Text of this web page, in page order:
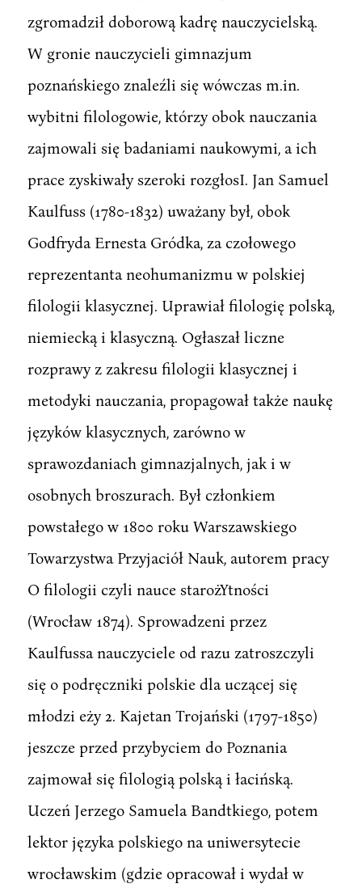
zgromadził doborową kadrę nauczycielską.
W gronie nauczycieli gimnazjum
poznańskiego znaleźli się wówczas m.in.
wybitni filologowie, którzy obok nauczania
zajmowali się badaniami naukowymi, a ich
prace zyskiwały szeroki rozgłosI. Jan Samuel
Kaulfuss (1780-1832) uważany był, obok
Godfryda Ernesta Gródka, za czołowego
reprezentanta neohumanizmu w polskiej
filologii klasycznej. Uprawiał filologię polską,
niemiecką i klasyczną. Ogłaszał liczne
rozprawy z zakresu filologii klasycznej i
metodyki nauczania, propagował także naukę
języków klasycznych, zarówno w
sprawozdaniach gimnazjalnych, jak i w
osobnych broszurach. Był członkiem
powstałego w 1800 roku Warszawskiego
Towarzystwa Przyjaciół Nauk, autorem pracy
O filologii czyli nauce starożYtności
(Wrocław 1874). Sprowadzeni przez
Kaulfussa nauczyciele od razu zatroszczyli
się o podręczniki polskie dla uczącej się
młodzi eży 2. Kajetan Trojański (1797-1850)
jeszcze przed przybyciem do Poznania
zajmował się filologią polską i łacińską.
Uczeń Jerzego Samuela Bandtkiego, potem
lektor języka polskiego na uniwersytecie
wrocławskim (gdzie opracował i wydał w